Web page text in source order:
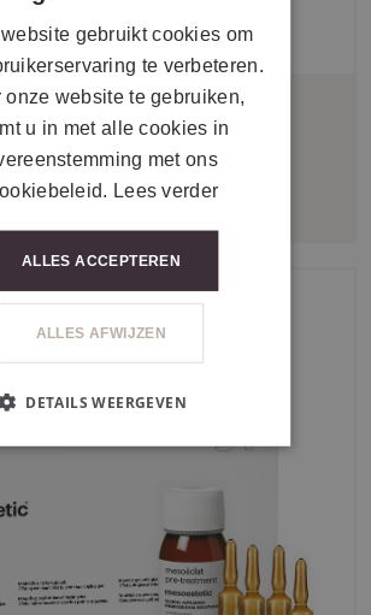
ha densimatrix lips
gebruikt cookies om
te verbeteren.
onze website te gebruiken,
u in met alle cookies in
met ons
Lees verder
ALLES ACCEPTEREN
ALLES AFWIJZEN
DETAILS WEERGEVEN